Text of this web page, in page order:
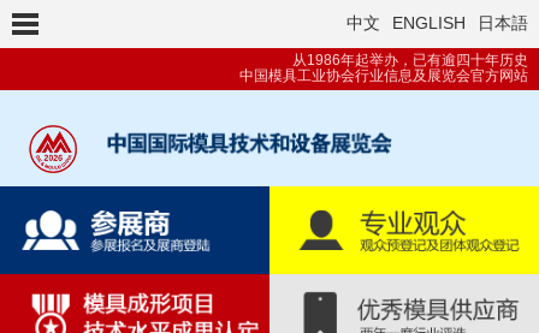
中文 ENGLISH 日本語
从1986年起举办，已有逾四十年历史
中国模具工业协会行业信息及展览会官方网站